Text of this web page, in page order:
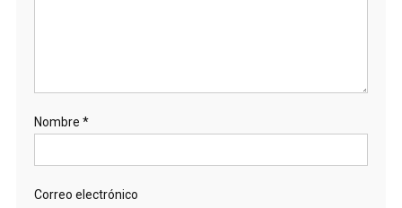
Nombre *
Correo electrónico